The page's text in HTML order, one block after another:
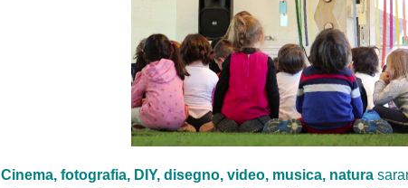
Cinema, fotografia, DIY, disegno, video, musica, natura